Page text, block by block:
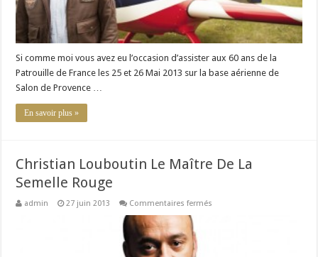
Si comme moi vous avez eu l’occasion d’assister aux 60 ans de la
Patrouille de France les 25 et 26 Mai 2013 sur la base aérienne de
Salon de Provence …
En savoir plus »
Christian Louboutin Le Maître De La
Semelle Rouge
admin 27 juin 2013 Commentaires fermés